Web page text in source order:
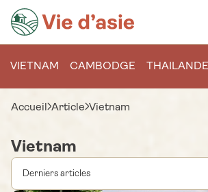
VIETNAM CAMBODGE THAILANDE
Accueil Article Vietnam
Vietnam